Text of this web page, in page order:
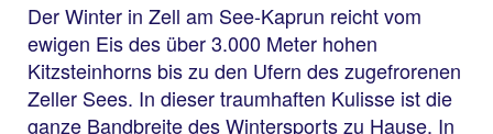
Der Winter in Zell am See-Kaprun reicht vom
ewigen Eis des über 3.000 Meter hohen
Kitzsteinhorns bis zu den Ufern des zugefrorenen
Zeller Sees. In dieser traumhaften Kulisse ist die
ganze Bandbreite des Wintersports zu Hause. In